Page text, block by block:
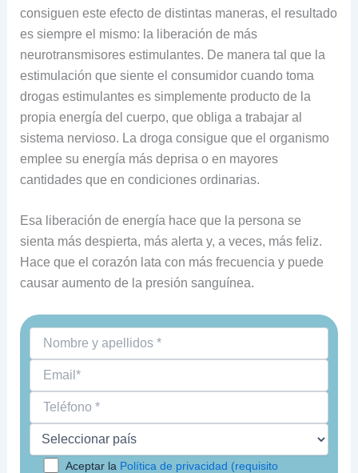
consiguen este efecto de distintas maneras, el resultado
es siempre el mismo: la liberación de más
neurotransmisores estimulantes. De manera tal que la
estimulación que siente el consumidor cuando toma
drogas estimulantes es simplemente producto de la
propia energía del cuerpo, que obliga a trabajar al
sistema nervioso. La droga consigue que el organismo
emplee su energía más deprisa o en mayores
cantidades que en condiciones ordinarias.
Esa liberación de energía hace que la persona se
sienta más despierta, más alerta y, a veces, más feliz.
Hace que el corazón lata con más frecuencia y puede
causar aumento de la presión sanguínea.
Aceptar la Política de privacidad (requisito